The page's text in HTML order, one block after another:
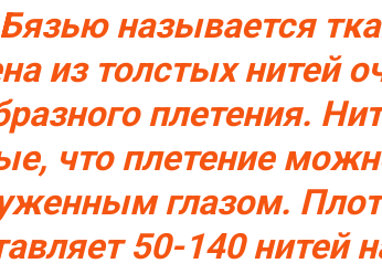
называется
из толстых нитей
плетения.
что плетение
глазом.
50-140 нитей